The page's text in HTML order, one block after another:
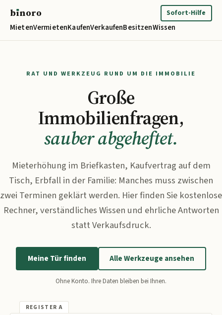
bınoro
MietenVermietenKaufenVerkaufenBesitzenWissen
Sofort-Hilfe
RAT UND WERKZEUG RUND UM DIE IMMOBILIE
Große
Immobilienfragen,
sauber abgeheftet.
Mieterhöhung im Briefkasten, Kaufvertrag auf dem
Tisch, Erbfall in der Familie: Manches muss zwischen
zwei Terminen geklärt werden. Hier finden Sie kostenlose
Rechner, verständliches Wissen und ehrliche Antworten
statt Verkaufsdruck.
Meine Tür finden Alle Werkzeuge ansehen
Ohne Konto. Ihre Daten bleiben bei Ihnen.